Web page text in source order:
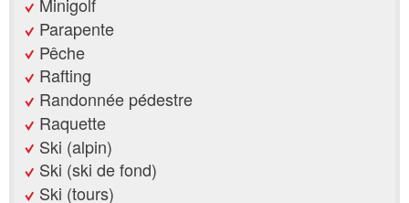
Parapente
Pêche
Rafting
Randonnée pédestre
Raquette
Ski (alpin)
Ski (ski de fond)
Ski (tours)